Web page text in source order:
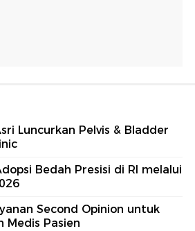
Luncurkan Pelvis & Bladder
Bedah Presisi di RI melalui
Second Opinion untuk
Medis Pasien